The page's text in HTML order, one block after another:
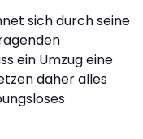
sich durch seine
ein Umzug eine
daher alles